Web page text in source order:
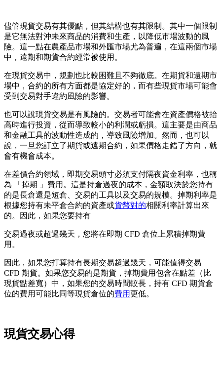
儘管現貨交易有其優點，但其結構也有其限制。其中一個限制
是它無法對沖未來商品的消費和生產，以降低市場波動的風
險。這一點在農產品市場和外匯市場尤為普遍，在這兩個市場
中，遠期和期貨合約經常被使用。
在現貨交易中，規劃也比較困難且不夠徹底。在期貨和遠期市
場中，合約的所有方面都是協定好的，而有些現貨市場可能會
受到交易對手違約風險的影響。
也可以說現貨交易是有風險的。交易者可能會在資產價格被抬
高時進行投資，從而導致較小的利潤或虧損。這主要是由商品
和金融工具的波動性造成的，導致風險增加。然而，也可以
說，一旦您訂立了期貨或遠期合約，如果價格走錯了方向，就
會有機會成本。
在差價合約領域，即期交易頭寸必須支付隔夜資金利率，也稱
為 「掉期 」費用。這是持倉過夜的成本，金額取決於您持有
的是長倉還是短倉、交易的工具以及交易的規模。掉期利率是
根據您持有未平倉合約的資產或貨幣對的相關利率計算出來
的。因此，如果您要持有
交易過夜或超過幾天，您將在即期 CFD 倉位上累積掉期費
用。
因此，如果您打算持有長期交易超過幾天，可能值得交易
CFD 期貨。如果您交易的是期貨，掉期費用包含在點差（比
現貨點差寬）中，如果您的交易時間較長，持有 CFD 期貨倉
位的費用可能比同等現貨倉位的費用更低。
現貨交易心得